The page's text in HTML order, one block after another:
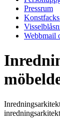
Pressrum
Webbmail